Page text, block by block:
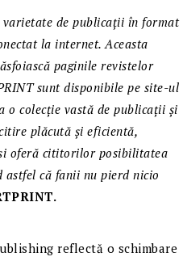
de publicații în format
la internet. Aceasta
paginile revistelor
sunt disponibile pe site-ul
o colecție vastă de publicații și
plăcută și eficientă,
oferă cititorilor posibilitatea
că fanii nu pierd nicio
reflectă o schimbare